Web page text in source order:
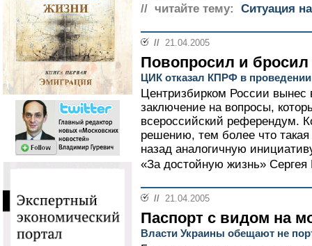
// читайте тему: Ситуация
// 21.04.2005
Повопросил и бросил
ЦИК отказал КПРФ в
Центризбирком России вынес
заключение на вопросы,
всероссийский референдум.
решению, тем более что
назад аналогичную
«За достойную жизнь» Сергея
// 21.04.2005
Паспорт с видом на
Власти Украины обещают не